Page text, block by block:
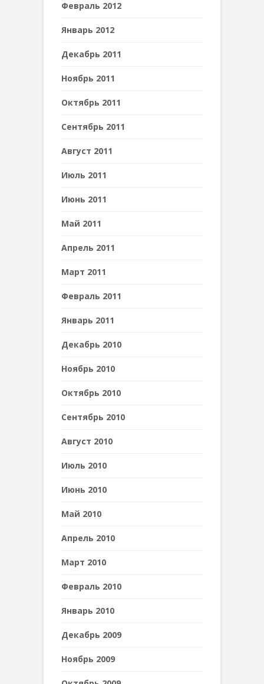
Февраль 2012
Январь 2012
Декабрь 2011
Ноябрь 2011
Октябрь 2011
Сентябрь 2011
Август 2011
Июль 2011
Июнь 2011
Май 2011
Апрель 2011
Март 2011
Февраль 2011
Январь 2011
Декабрь 2010
Ноябрь 2010
Октябрь 2010
Сентябрь 2010
Август 2010
Июль 2010
Июнь 2010
Май 2010
Апрель 2010
Март 2010
Февраль 2010
Январь 2010
Декабрь 2009
Ноябрь 2009